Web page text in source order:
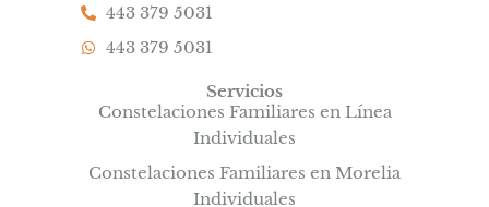
443 379 5031
443 379 5031
Servicios
Constelaciones Familiares en Línea
Individuales
Constelaciones Familiares en Morelia
Individuales